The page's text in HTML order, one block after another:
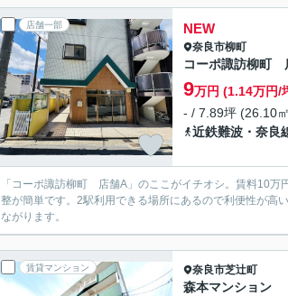
店舗一部 NEW
奈良市柳町
コーポ諏訪柳町
9万円 (1.14万円/
- / 7.89坪 (26.10
近鉄難波・奈良
「コーポ諏訪柳町 店舗A」のここがイチオシ。賃料10万
整が簡単です。2駅利用できる場所にあるので利便性が高
ながります。
賃貸マンション 奈良市芝辻町
森本マンション